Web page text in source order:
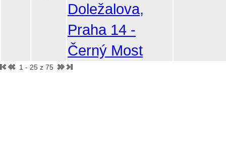
Doležalova,
Praha 14 -
Černý Most
1 - 25 z 75